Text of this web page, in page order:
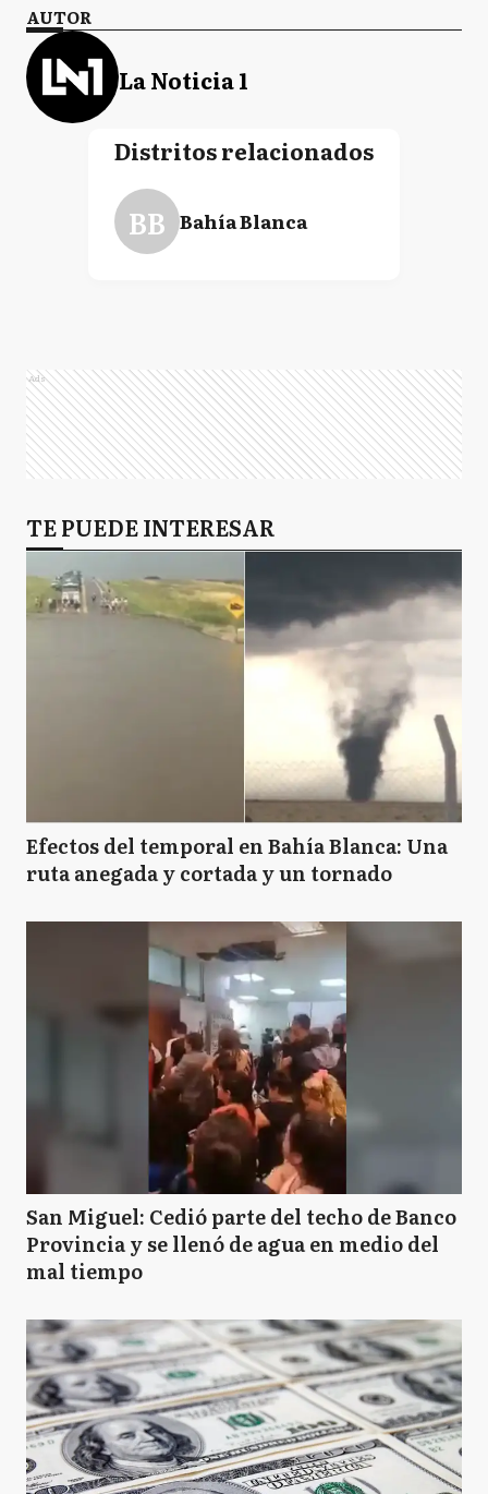
AUTOR
La Noticia 1
Distritos relacionados
BB Bahía Blanca
Ads
TE PUEDE INTERESAR
Efectos del temporal en Bahía Blanca: Una
ruta anegada y cortada y un tornado
San Miguel: Cedió parte del techo de Banco
Provincia y se llenó de agua en medio del
mal tiempo